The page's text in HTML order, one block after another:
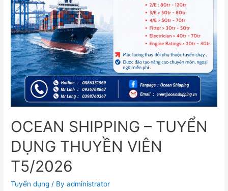
OCEAN SHIPPING – TUYỂN
DỤNG THUYỀN VIÊN
T5/2026
Tuyển dụng / Byadministrator